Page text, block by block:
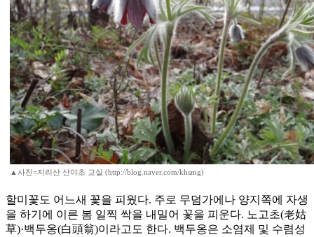
▲사진=지리산 산야초 교실 (http://blog.naver.com/khsmg)
할미꽃도 어느새 꽃을 피웠다. 주로 무덤가에나 양지쪽에 자생
을 하기에 이른 봄 일찍 싹을 내밀어 꽃을 피운다. 노고초(老姑
草)·백두옹(白頭翁)이라고도 한다. 백두옹은 소염제 및 수렴성